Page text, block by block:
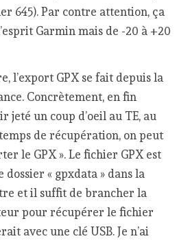
645). Par contre attention, ça
Garmin mais de -20 à +20
l’export GPX se fait depuis la
Concrètement, en fin
jeté un coup d’oeil au TE, au
de récupération, on peut
le GPX ». Le fichier GPX est
« gpxdata » dans la
et il suffit de brancher la
pour récupérer le fichier
avec une clé USB. Je n’ai